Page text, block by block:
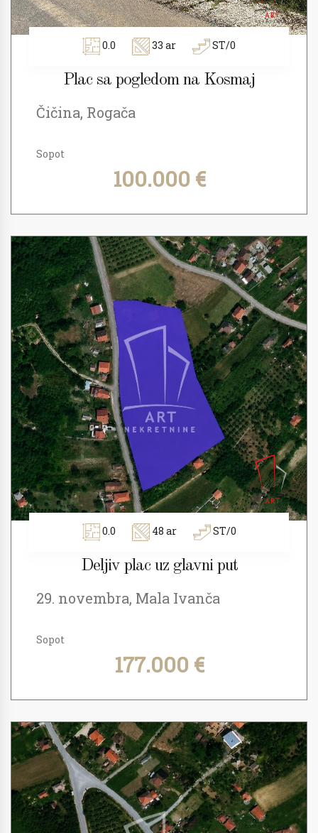
0.0 33 ar ST/0
Plac sa pogledom na Kosmaj
Čičina, Rogača
Sopot
100.000 €
0.0 48 ar ST/0
Deljiv plac uz glavni put
29. novembra, Mala Ivanča
Sopot
177.000 €